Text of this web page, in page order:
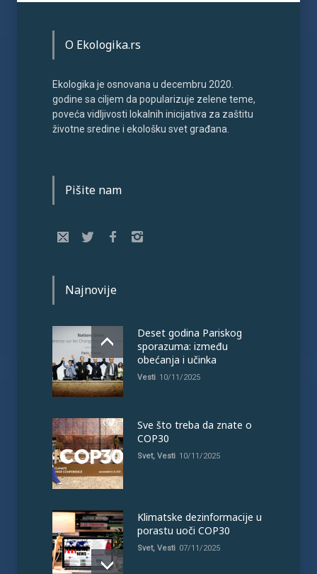
O Ekologika.rs
Ekologika je osnovana u decembru 2020.
godine sa ciljem da popularizuje zelene teme,
poveća vidljivosti lokalnih inicijativa za zaštitu
životne sredine i ekološku svet građana.
Pišite nam
Najnovije
Deset godina Pariskog
sporazuma: između
obećanja i učinka
Vesti 10/11/2025
Sve što treba da znate o
COP30
Svet, Vesti 10/11/2025
Klimatske dezinformacije u
porastu uoči COP30
Svet, Vesti 07/11/2025